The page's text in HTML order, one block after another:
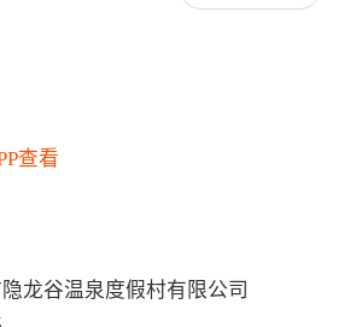
查看
龙谷温泉度假村有限公司